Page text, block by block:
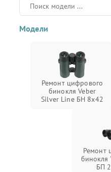
Модели
Ремонт цифрового
бинокля Veber
Silver Line БН 8x42
Ремонт
бинокля
БП